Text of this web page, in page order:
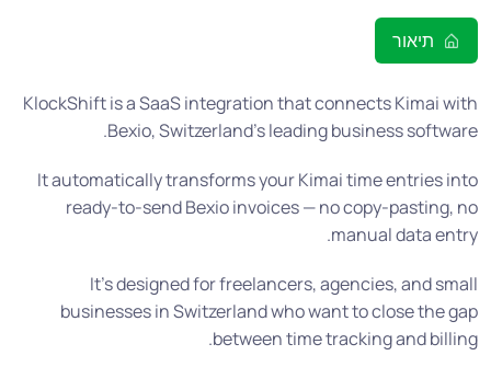
תיאור
KlockShift is a SaaS integration that connects Kimai with
Bexio, Switzerland’s leading business software.
It automatically transforms your Kimai time entries into
ready-to-send Bexio invoices — no copy-pasting, no
manual data entry.
It’s designed for freelancers, agencies, and small
businesses in Switzerland who want to close the gap
between time tracking and billing.